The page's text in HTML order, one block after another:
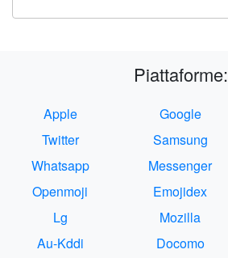
Piattaforme:
Apple Google
Twitter
Samsung
Whatsapp
Messenger
Openmoji
Emojidex
Lg
Mozilla
Au-Kddi
Docomo